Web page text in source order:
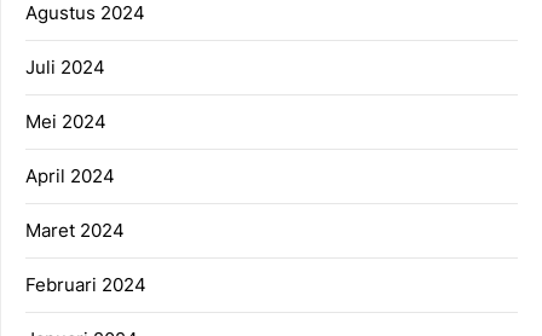
Agustus 2024
Juli 2024
Mei 2024
April 2024
Maret 2024
Februari 2024